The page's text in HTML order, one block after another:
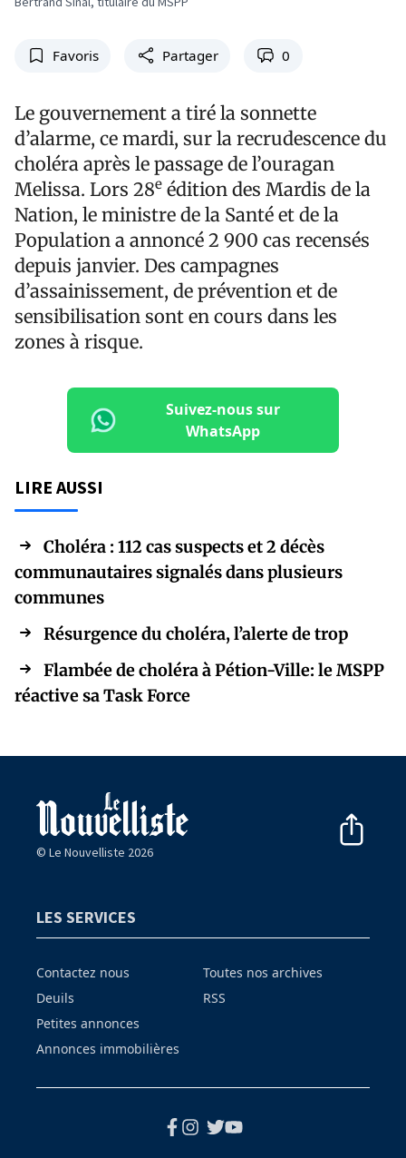
Favoris Partager 0
Le gouvernement a tiré la sonnette
d’alarme, ce mardi, sur la recrudescence du
choléra après le passage de l’ouragan
Melissa. Lors 28e édition des Mardis de la
Nation, le ministre de la Santé et de la
Population a annoncé 2 900 cas recensés
depuis janvier. Des campagnes
d’assainissement, de prévention et de
sensibilisation sont en cours dans les
zones à risque.
Suivez-nous sur
WhatsApp
LIRE AUSSI
Choléra : 112 cas suspects et 2 décès
communautaires signalés dans plusieurs
communes
Résurgence du choléra, l’alerte de trop
Flambée de choléra à Pétion-Ville: le MSPP
réactive sa Task Force
© Le Nouvelliste 2026
LES SERVICES
Contactez nous
Deuils
Petites annonces
Annonces immobilières
Toutes nos archives
RSS